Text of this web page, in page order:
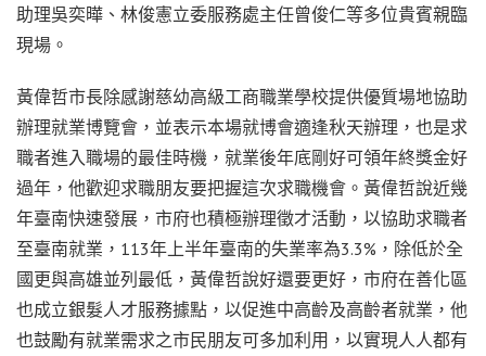
助理吳奕曄、林俊憲立委服務處主任曾俊仁等多位貴賓親臨
現場。
黃偉哲市長除感謝慈幼高級工商職業學校提供優質場地協助
辦理就業博覽會，並表示本場就博會適逢秋天辦理，也是求
職者進入職場的最佳時機，就業後年底剛好可領年終獎金好
過年，他歡迎求職朋友要把握這次求職機會。黃偉哲說近幾
年臺南快速發展，市府也積極辦理徵才活動，以協助求職者
至臺南就業，113年上半年臺南的失業率為3.3%，除低於全
國更與高雄並列最低，黃偉哲說好還要更好，市府在善化區
也成立銀髮人才服務據點，以促進中高齡及高齡者就業，他
也鼓勵有就業需求之市民朋友可多加利用，以實現人人都有